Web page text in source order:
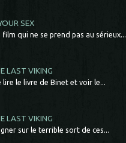
SEX
qui ne se prend pas au sérieux...
LAST VIKING
lire le livre de Binet et voir le...
LAST VIKING
sur le terrible sort de ces...